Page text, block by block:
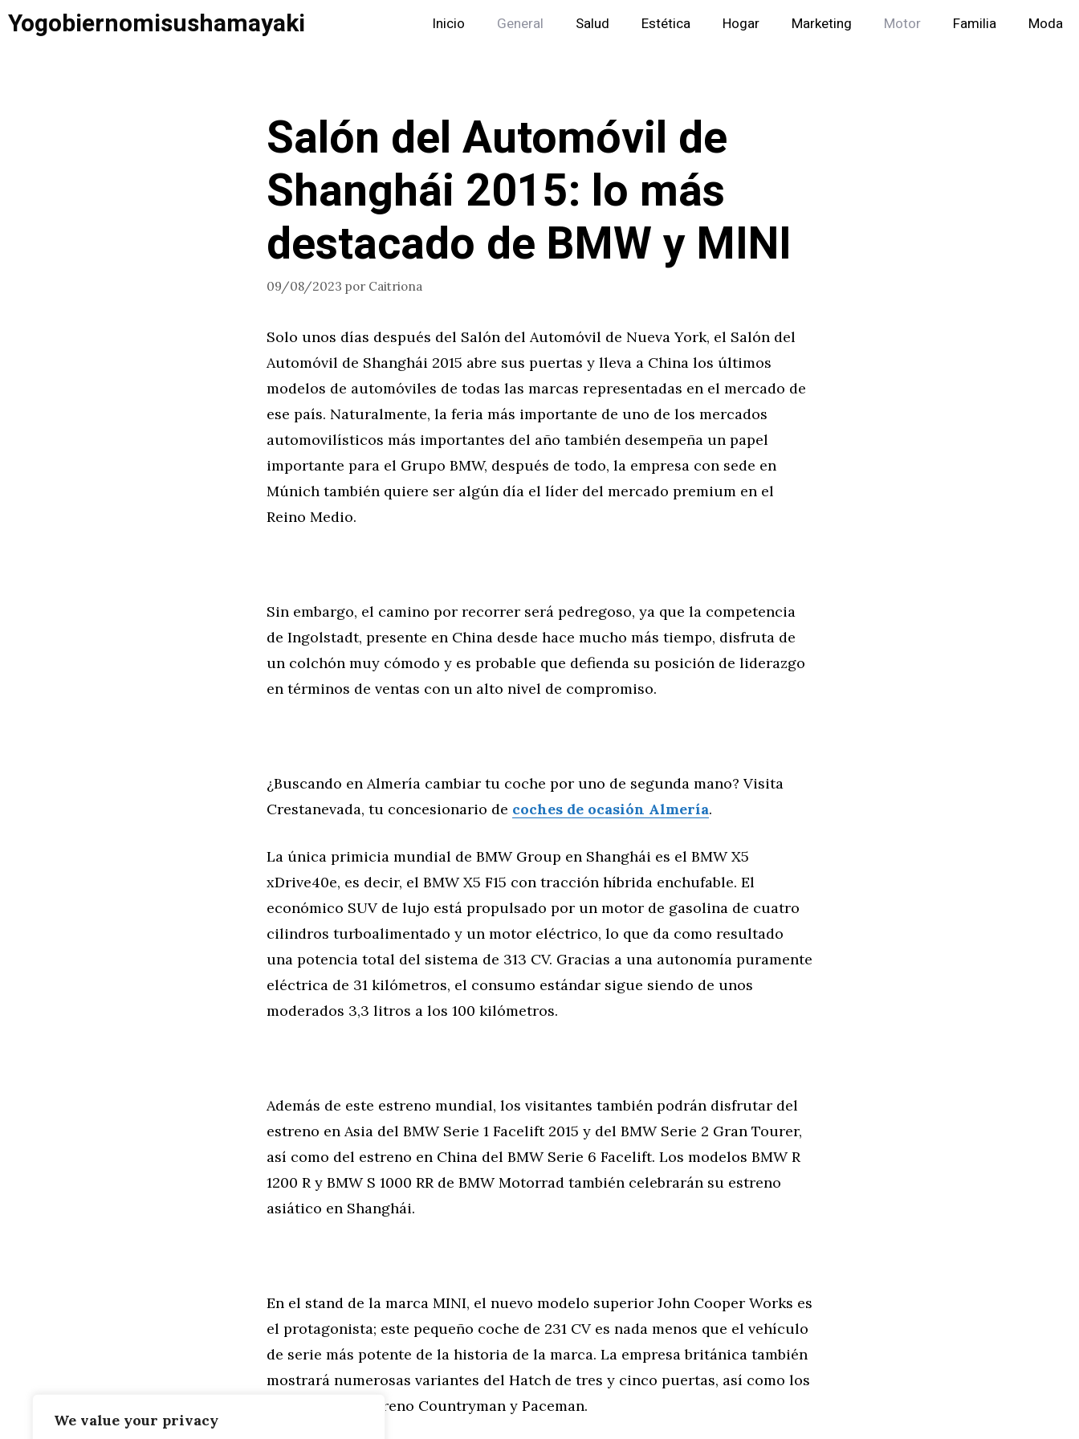
We value your privacy
Saltar
Yogobiernomisushamayaki Inicio General Salud Estética Hogar Marketing Motor Familia Moda
Salón del Automóvil de
Shanghái 2015: lo más
destacado de BMW y MINI
09/08/2023 por Caitriona
Solo unos días después del Salón del Automóvil de Nueva York, el Salón del
Automóvil de Shanghái 2015 abre sus puertas y lleva a China los últimos
modelos de automóviles de todas las marcas representadas en el mercado de
ese país. Naturalmente, la feria más importante de uno de los mercados
automovilísticos más importantes del año también desempeña un papel
importante para el Grupo BMW, después de todo, la empresa con sede en
Múnich también quiere ser algún día el líder del mercado premium en el
Reino Medio.
Sin embargo, el camino por recorrer será pedregoso, ya que la competencia
de Ingolstadt, presente en China desde hace mucho más tiempo, disfruta de
un colchón muy cómodo y es probable que defienda su posición de liderazgo
en términos de ventas con un alto nivel de compromiso.
¿Buscando en Almería cambiar tu coche por uno de segunda mano? Visita
Crestanevada, tu concesionario de coches de ocasión Almería.
La única primicia mundial de BMW Group en Shanghái es el BMW X5
xDrive40e, es decir, el BMW X5 F15 con tracción híbrida enchufable. El
económico SUV de lujo está propulsado por un motor de gasolina de cuatro
cilindros turboalimentado y un motor eléctrico, lo que da como resultado
una potencia total del sistema de 313 CV. Gracias a una autonomía puramente
eléctrica de 31 kilómetros, el consumo estándar sigue siendo de unos
moderados 3,3 litros a los 100 kilómetros.
Además de este estreno mundial, los visitantes también podrán disfrutar del
estreno en Asia del BMW Serie 1 Facelift 2015 y del BMW Serie 2 Gran Tourer,
así como del estreno en China del BMW Serie 6 Facelift. Los modelos BMW R
1200 R y BMW S 1000 RR de BMW Motorrad también celebrarán su estreno
asiático en Shanghái.
En el stand de la marca MINI, el nuevo modelo superior John Cooper Works es
el protagonista; este pequeño coche de 231 CV es nada menos que el vehículo
de serie más potente de la historia de la marca. La empresa británica también
mostrará numerosas variantes del Hatch de tres y cinco puertas, así como los
modelos todoterreno Countryman y Paceman.